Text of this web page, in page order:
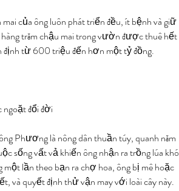
của ông luôn phát triển đều, ít bệnh và giữ
trăm chậu mai trong vườn được thuê hết
định từ 600 triệu đến hơn một tỷ đồng.
đổi đời
Phương là nông dân thuần túy, quanh năm
sống vất vả khiến ông nhận ra trồng lúa khó
một lần theo bạn ra chợ hoa, ông bị mê hoặc
và quyết định thử vận may với loài cây này.